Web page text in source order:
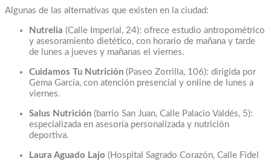
Algunas de las alternativas que existen en la ciudad:
Nutrelia (Calle Imperial, 24): ofrece estudio antropométrico
y asesoramiento dietético, con horario de mañana y tarde
de lunes a jueves y mañanas el viernes.
Cuidamos Tu Nutrición (Paseo Zorrilla, 106): dirigida por
Gema García, con atención presencial y online de lunes a
viernes.
Salus Nutrición (barrio San Juan, Calle Palacio Valdés, 5):
especializada en asesoría personalizada y nutrición
deportiva.
Laura Aguado Lajo (Hospital Sagrado Corazón, Calle Fidel